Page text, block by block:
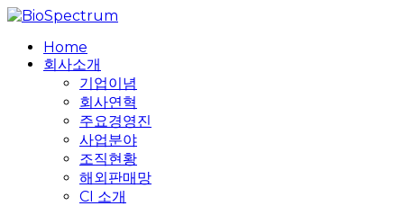
Skip
main
content
search
MenuHome
회사소개
기업이념
회사연혁
주요경영진
사업분야
조직현황
해외판매망
CI 소개